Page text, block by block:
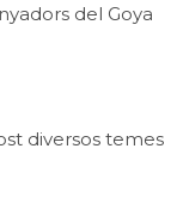
del Goya
diversos temes